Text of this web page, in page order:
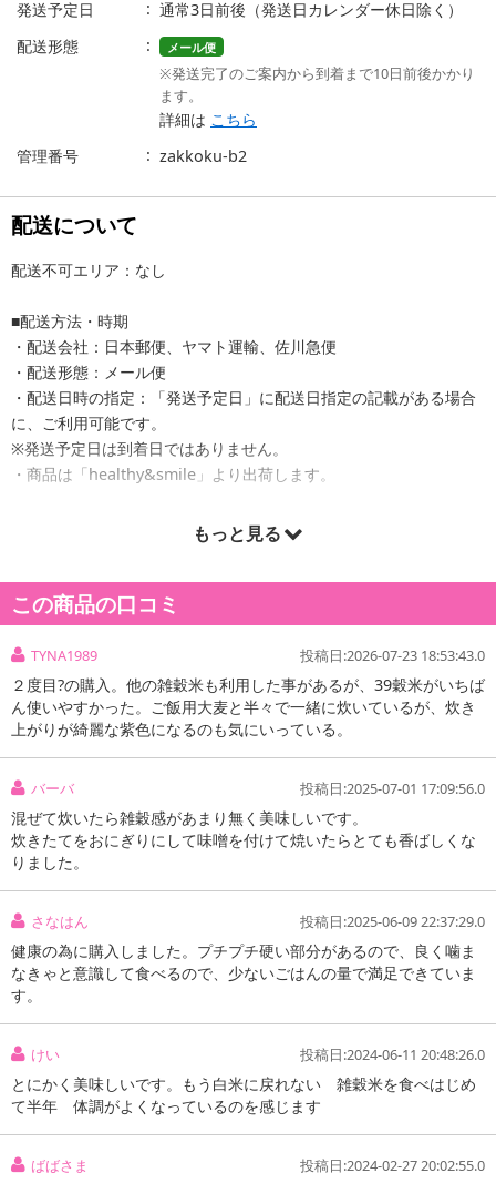
発送予定日
通常3日前後（発送日カレンダー休日除く）
配送形態
メール便
※発送完了のご案内から到着まで10日前後かかり
ます。
詳細は こちら
管理番号
zakkoku-b2
配送について
配送不可エリア：なし
■配送方法・時期
・配送会社：日本郵便、ヤマト運輸、佐川急便
・配送形態：メール便
・配送日時の指定：「発送予定日」に配送日指定の記載がある場合
に、ご利用可能です。
※発送予定日は到着日ではありません。
・商品は「healthy&smile」より出荷します。
毎日のご飯に混ぜて炊くだけ！いつものご飯が、あなたの明日が、
全品国産の39種の穀物をブレンド配合。その名の通り明日への輝き
をもち、笑顔と健康をお届けする雑穀米です。発芽、胚芽を含む多
くの穀物を配合しております。発芽をするとき、最も多くのエネル
ギーと栄養素を兼ね備えており、それらを存分に配合することで、
通常の雑穀米を遥かに超える栄養成分を含んだ雑穀米です。また、
味、香り、触感にも一切の妥協はなく、美味しく続けやすい雑穀米
が完成致しました。
もっと見る
この商品の口コミ
TYNA1989 投稿日:2026-07-23 18:53:43.0
２度目?の購入。他の雑穀米も利用した事があるが、39穀米がいちば
ん使いやすかった。ご飯用大麦と半々で一緒に炊いているが、炊き
上がりが綺麗な紫色になるのも気にいっている。
バーバ 投稿日:2025-07-01 17:09:56.0
混ぜて炊いたら雑穀感があまり無く美味しいです。
炊きたてをおにぎりにして味噌を付けて焼いたらとても香ばしくな
りました。
さなはん 投稿日:2025-06-09 22:37:29.0
健康の為に購入しました。プチプチ硬い部分があるので、良く噛ま
なきゃと意識して食べるので、少ないごはんの量で満足できていま
す。
けい 投稿日:2024-06-11 20:48:26.0
とにかく美味しいです。もう白米に戻れない 雑穀米を食べはじめ
て半年 体調がよくなっているのを感じます
ばばさま 投稿日:2024-02-27 20:02:55.0